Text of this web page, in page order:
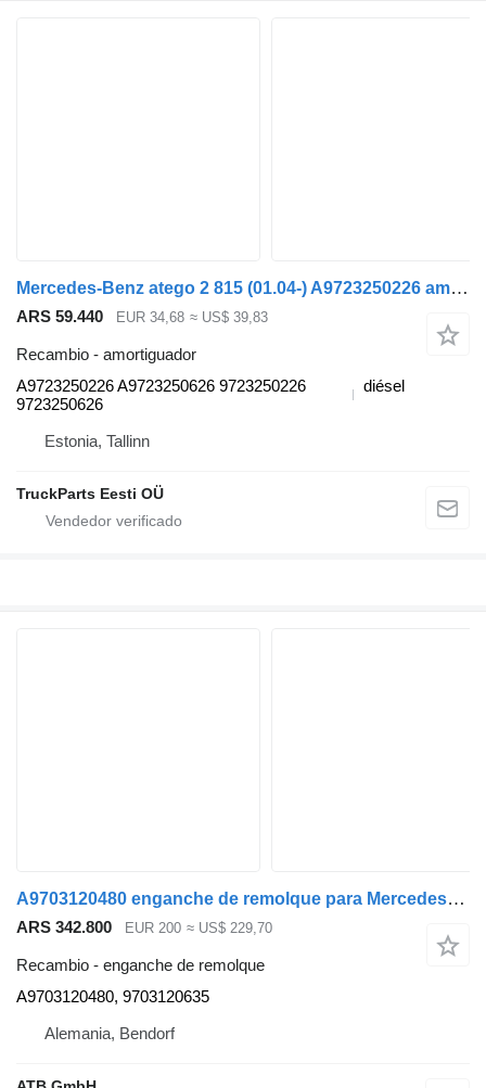
Mercedes-Benz atego 2 815 (01.04-) A9723250226 amortiguador para Mercedes-Benz Atego, Atego 2, Atego 3 (1996-) cabeza tractora
ARS 59.440 EUR 34,68 ≈ US$ 39,83
Recambio - amortiguador
A9723250226 A9723250626 9723250226
9723250626
diésel
Estonia, Tallinn
TruckParts Eesti OÜ
A9703120480 enganche de remolque para Mercedes-Benz Atego 7,5t camión
ARS 342.800 EUR 200 ≈ US$ 229,70
Recambio - enganche de remolque
A9703120480, 9703120635
Alemania, Bendorf